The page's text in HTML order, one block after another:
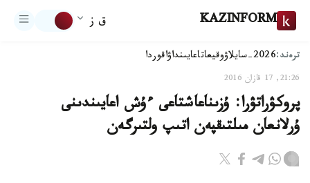
KAZINFORM ق ز
ترەند:2026-سايلاۋ وقيعاتاعايىنداۋاقوردا
21:26, 17 قازان 2016
پروكۋراتۋرا: ۇزىناعاشتاعى ءۇش اعايىندىنى
ۇرلانعان مىلتىقپەن اتىپ ولتىرگەن